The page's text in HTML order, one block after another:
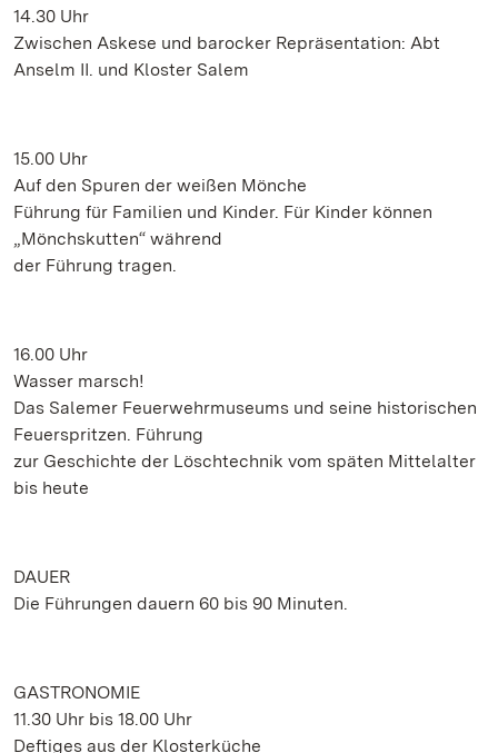
14.30 Uhr
Zwischen Askese und barocker Repräsentation: Abt
Anselm II. und Kloster Salem
15.00 Uhr
Auf den Spuren der weißen Mönche
Führung für Familien und Kinder. Für Kinder können
„Mönchskutten“ während
der Führung tragen.
16.00 Uhr
Wasser marsch!
Das Salemer Feuerwehrmuseums und seine historischen
Feuerspritzen. Führung
zur Geschichte der Löschtechnik vom späten Mittelalter
bis heute
DAUER
Die Führungen dauern 60 bis 90 Minuten.
GASTRONOMIE
11.30 Uhr bis 18.00 Uhr
Deftiges aus der Klosterküche